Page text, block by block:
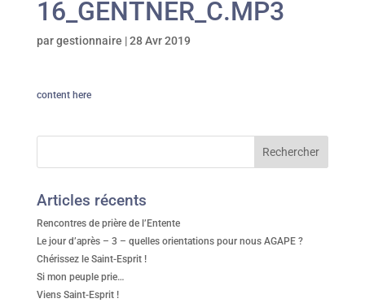
16_GENTNER_C.MP3
pargestionnaire |28 Avr 2019
content here
Articles récents
Rencontres de prière de l’Entente
Le jour d’après – 3 – quelles orientations pour nous AGAPE ?
Chérissez le Saint-Esprit !
Si mon peuple prie…
Viens Saint-Esprit !